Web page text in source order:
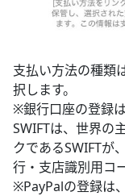
支払い方法の種類
択します。
※銀行口座の登録
SWIFTは、世界の
クであるSWIFTが
行・支店識別用コ
※PayPalの登録は